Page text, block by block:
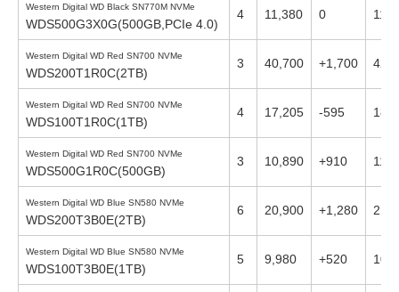
Western Digital WD Black SN770M NVMe
WDS500G3X0G(500GB,PCIe 4.0)
4 11,380 0
Western Digital WD Red SN700 NVMe
WDS200T1R0C(2TB)
3 40,700 +1,700
Western Digital WD Red SN700 NVMe
WDS100T1R0C(1TB)
4 17,205 -595
Western Digital WD Red SN700 NVMe
WDS500G1R0C(500GB)
3 10,890 +910
Western Digital WD Blue SN580 NVMe
WDS200T3B0E(2TB)
6 20,900 +1,280
Western Digital WD Blue SN580 NVMe
WDS100T3B0E(1TB)
5 9,980 +520